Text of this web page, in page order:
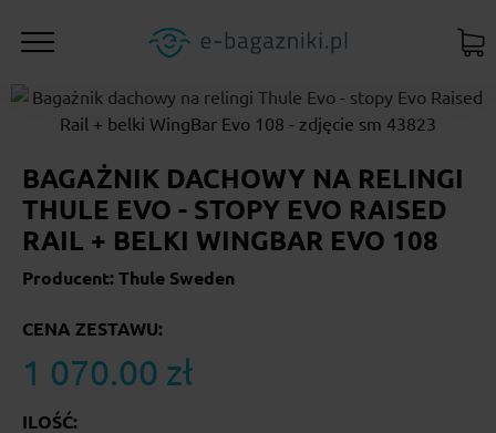
BAGAŻNIK DACHOWY NA RELINGI
THULE EVO - STOPY EVO RAISED
RAIL + BELKI WINGBAR EVO 108
Producent: Thule Sweden
CENA ZESTAWU:
1 070.00 zł
ILOŚĆ: